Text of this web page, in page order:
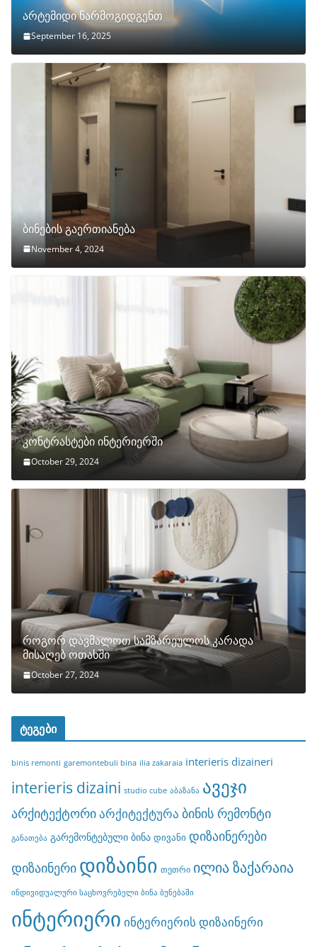
არტემიდი წარმოგიდგენთ
September 16, 2025
ბინების გაერთიანება
November 4, 2024
კონტრასტები ინტერიერში
October 29, 2024
როგორ დავმალოთ სამზარეულოს კარადა
მისაღებ ოთახში
October 27, 2024
ტეგები
binis remonti garemontebuli bina ilia zakaraia interieris dizaineri
interieris dizaini studio cube აბაზანა ავეჯი
არქიტექტორიარქიტექტურა ბინის რემონტი
განათება გარემონტებული ბინა დივანი დიზაინერები
დიზაინერი დიზაინი თეთრი ილია ზაქარაია
ინდივიდუალური საცხოვრებელი ბინა ბუნებაში
ინტერიერი ინტერიერის დიზაინერი